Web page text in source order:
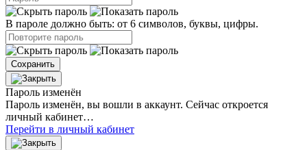
В пароле должно быть: от 6 символов, буквы, цифры.
Сохранить
Пароль изменён
Пароль изменён, вы вошли в аккаунт. Сейчас откроется
личный кабинет…
Перейти в личный кабинет